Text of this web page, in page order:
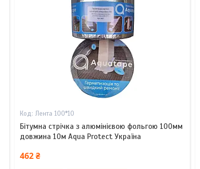
Лента 100*10
Бітумна стрічка з алюмінієвою фольгою 100мм
довжина 10м Aqua Protect Україна
462 ₴